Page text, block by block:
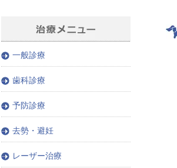
一般診療
歯科診療
予防診療
去勢・避妊
レーザー治療